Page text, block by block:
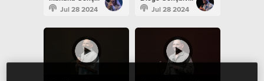
Jul 28 2024
Jul 28 2024